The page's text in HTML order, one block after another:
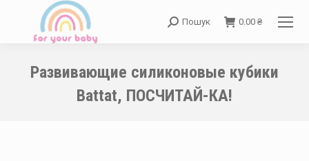
Search:
Пошук 0.00 ₴
Развивающие силиконовые кубики
Battat, ПОСЧИТАЙ-КА!